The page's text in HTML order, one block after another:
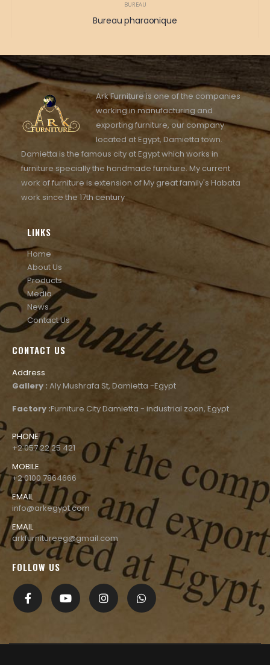
BUREAU
Bureau pharaonique
Ark Furniture is one of the companies
working in manufacturing and
exporting furniture, our company
located at Egypt, Damietta town.
Damietta is the famous city at Egypt which works in
furniture specially the handmade furniture. My current
work of furniture is extension of My great family's Habata
work since the 17th century
LINKS
Home
About Us
Products
Media
News
Contact Us
CONTACT US
Address
Gallery : Aly Mushrafa St, Damietta -Egypt
Factory :Furniture City Damietta - industrial zoon, Egypt
PHONE
+2 057 22 25 421
MOBILE
+2 0100 7864666
EMAIL
info@arkegypt.com
EMAIL
arkfurnitureeg@gmail.com
FOLLOW US